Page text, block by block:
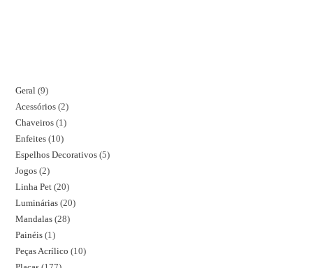
Geral 9
Acessórios 2
Chaveiros 1
Enfeites 10
Espelhos Decorativos 5
Jogos 2
Linha Pet 20
Luminárias 20
Mandalas 28
Painéis 1
Peças Acrílico 10